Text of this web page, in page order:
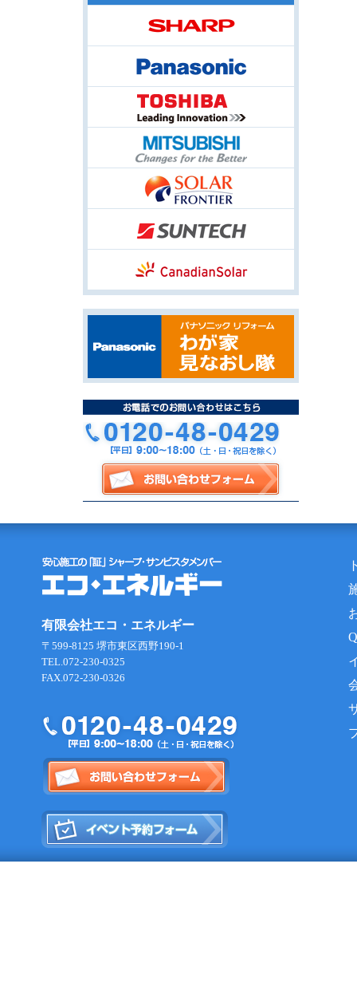
有限会社エコ・エネルギー
〒599-8125 堺市東区西野190-1
TEL.072-230-0325
FAX.072-230-0326